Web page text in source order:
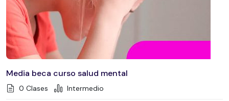
Media beca curso salud mental
0 Clases Intermedio